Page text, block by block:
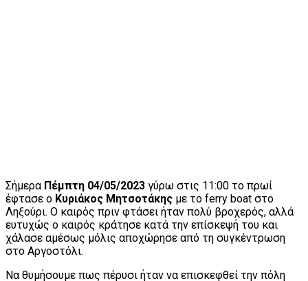
Σήμερα Πέμπτη 04/05/2023 γύρω στις 11:00 το πρωί
έφτασε ο Κυριάκος Μητσοτάκης με το ferry boat στο
Ληξούρι. Ο καιρός πριν φτάσει ήταν πολύ βροχερός, αλλά
ευτυχώς ο καιρός κράτησε κατά την επίσκεψή του και
χάλασε αμέσως μόλις αποχώρησε από τη συγκέντρωση
στο Αργοστόλι.
Να θυμήσουμε πως πέρυσι ήταν να επισκεφθεί την πόλη